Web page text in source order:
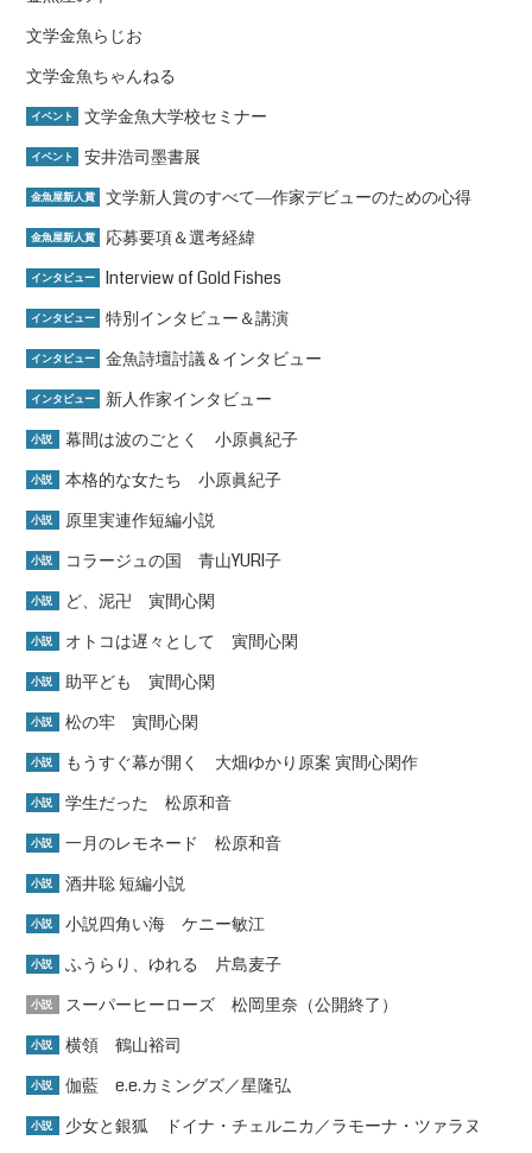
文学金魚らじお
文学金魚ちゃんねる
イベント 文学金魚大学校セミナー
イベント 安井浩司墨書展
金魚屋新人賞 文学新人賞のすべて―作家デビューのための心得
金魚屋新人賞 応募要項＆選考経緯
インタビュー Interview of Gold Fishes
インタビュー 特別インタビュー＆講演
インタビュー 金魚詩壇討議＆インタビュー
インタビュー 新人作家インタビュー
小説 幕間は波のごとく 小原眞紀子
小説 本格的な女たち 小原眞紀子
小説 原里実連作短編小説
小説 コラージュの国 青山YURI子
小説 ど、泥卍 寅間心閑
小説 オトコは遅々として 寅間心閑
小説 助平ども 寅間心閑
小説 松の牢 寅間心閑
小説 もうすぐ幕が開く 大畑ゆかり原案 寅間心閑作
小説 学生だった 松原和音
小説 一月のレモネード 松原和音
小説 酒井聡 短編小説
小説 小説四角い海 ケニー敏江
小説 ふうらり、ゆれる 片島麦子
小説 スーパーヒーローズ 松岡里奈（公開終了）
小説 横領 鶴山裕司
小説 伽藍 e.e.カミングズ／星隆弘
小説 少女と銀狐 ドイナ・チェルニカ／ラモーナ・ツァラヌ